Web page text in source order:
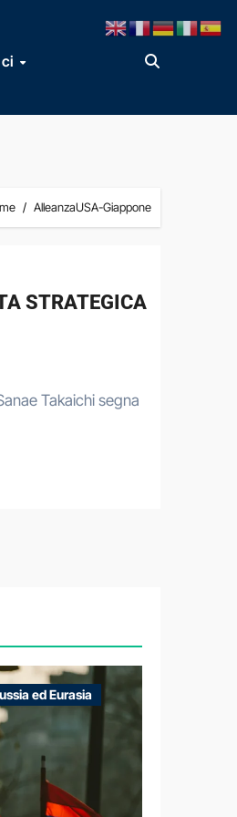
AlleanzaUSA-Giappone
STRATEGICA
Takaichi segna
ed Eurasia